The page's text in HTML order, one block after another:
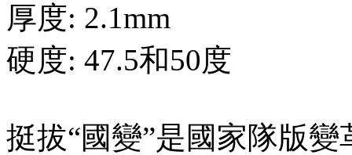
厚度: 2.1mm
硬度: 47.5和50度
挺拔“國變”是國家隊版